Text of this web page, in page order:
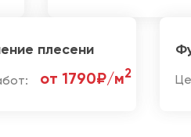
плесени
от 1790₽/м2